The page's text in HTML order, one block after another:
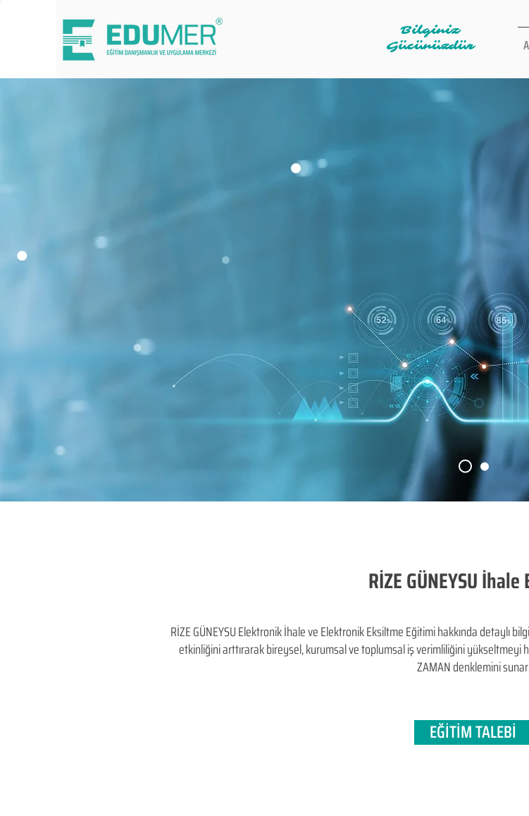
Bilginiz
Gücünüzdür
RİZE GÜNEYSU
RİZE GÜNEYSU Elektronik İhale ve Elektronik Eksiltme Eğitimi hakkında detaylı
etkinliğini arttırarak bireysel, kurumsal ve toplumsal iş verimliliğini yükseltmeyi
ZAMAN denklemini
EĞİTİM TALEBİ